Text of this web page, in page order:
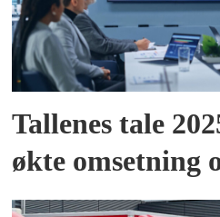
Tallenes tale
økte omsetning